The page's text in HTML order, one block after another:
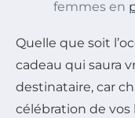
femmes en
Quelle que soit
cadeau qui saura
destinataire, car
célébration de